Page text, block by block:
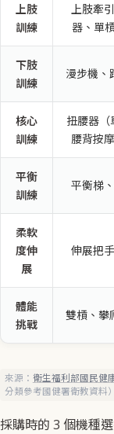
上肢
訓練
上肢牽
器、單
下肢
訓練
漫步機、
核心
訓練
扭腰器（
腰背按
平衡
訓練
平衡梯
柔軟
度伸
展
伸展把
體能
挑戰
雙槓、攀
來源： 衛生福利部國民健
分類參考國健署衛教資料）
採購時的 3 個機種選